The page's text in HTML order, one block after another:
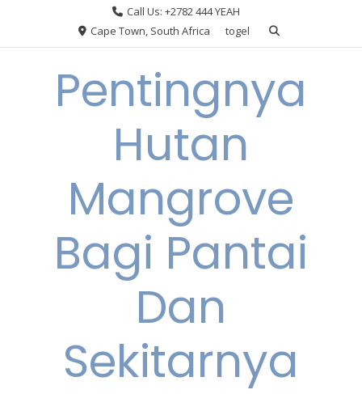
Call Us: +2782 444 YEAH
Cape Town, South Africa
togel
Pentingnya
Hutan
Mangrove
Bagi Pantai
Dan
Sekitarnya